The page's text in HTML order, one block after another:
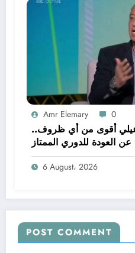
Amr Elemary 0
أقوى من أي ظروف..
عن العودة للدوري الممتاز
6 August، 2026
POST COMMENT